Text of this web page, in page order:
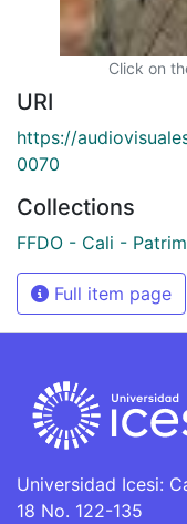
Click on
URI
https://
0070
Collections
FFDO - Cali -
Full item page
Universidad Icesi:
18 No. 122-135